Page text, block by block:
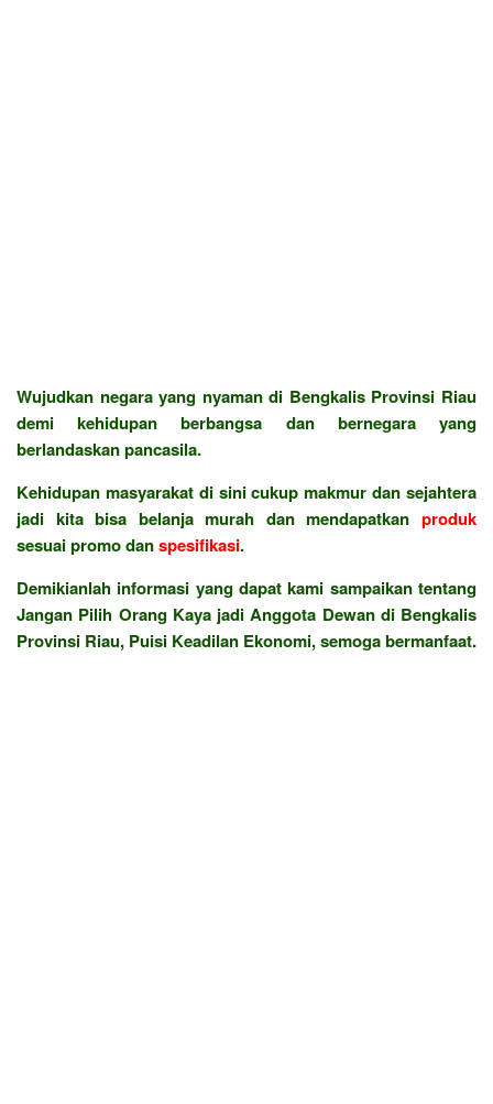
Wujudkan negara yang nyaman di Bengkalis Provinsi Riau
demi kehidupan berbangsa dan bernegara yang
berlandaskan pancasila.
Kehidupan masyarakat di sini cukup makmur dan sejahtera
jadi kita bisa belanja murah dan mendapatkan produk
sesuai promo danspesifikasi.
Demikianlah informasi yang dapat kami sampaikan tentang
Jangan Pilih Orang Kaya jadi Anggota Dewan di Bengkalis
Provinsi Riau, Puisi Keadilan Ekonomi, semoga bermanfaat.